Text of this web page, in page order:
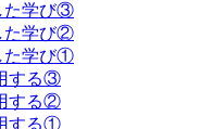
た学び③
た学び②
た学び①
する③
する②
する①